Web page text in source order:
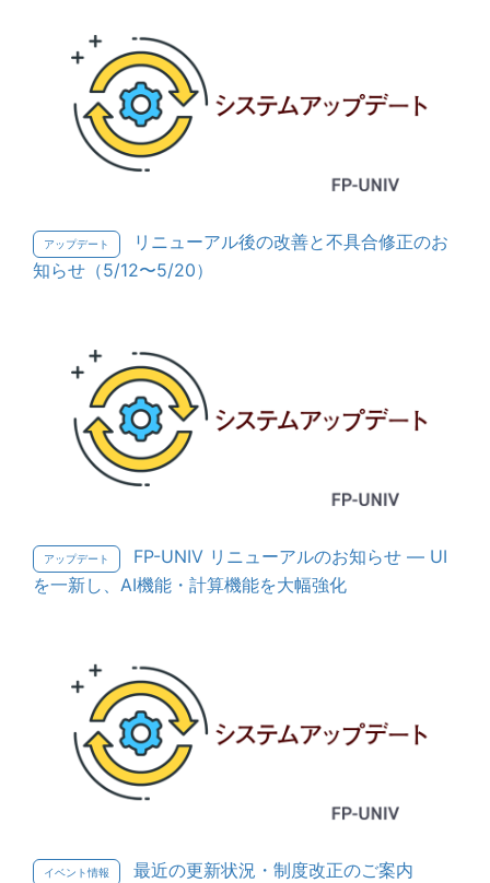
アップデート
リニューアル後の改善と不具合修正のお
知らせ（5/12〜5/20）
アップデート
FP-UNIV リニューアルのお知らせ — UI
を一新し、AI機能・計算機能を大幅強化
イベント情報 最近の更新状況・制度改正のご案内